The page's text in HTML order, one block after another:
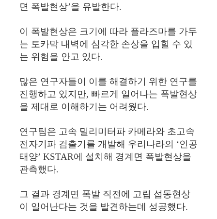
면 폭발현상’을 유발한다.
이 폭발현상은 크기에 따라 플라즈마를 가두
는 토카막 내벽에 심각한 손상을 입힐 수 있
는 위험을 안고 있다.
많은 연구자들이 이를 해결하기 위한 연구를
진행하고 있지만, 빠르게 일어나는 폭발현상
을 제대로 이해하기는 어려웠다.
연구팀은 고속 밀리미터파 카메라와 초고속
전자기파 검출기를 개발해 우리나라의 ‘인공
태양’ KSTAR에 설치해 경계면 폭발현상을
관측했다.
그 결과 경계면 폭발 직전에 고립 섭동현상
이 일어난다는 것을 발견하는데 성공했다.